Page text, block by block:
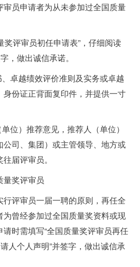
审员申请者为从未参加过全国质量
奖评审员初任申请表”，仔细阅读
，做出诚信承诺。
卓越绩效评价准则及实务或卓越
份证正背面复印件，并提供一寸
位）推荐意见，推荐人（单位）
司、集团）或主管领导、地方或
届评审员。
量奖评审员
评审员一届一聘的原则，再任全
为曾经参加过全国质量奖资料或现
时需填写“全国质量奖评审员再任
人个人声明”并签字，做出诚信承